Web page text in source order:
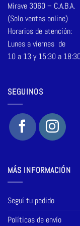
Mirave 3060 – C.A.B.A.
(Solo ventas online)
Horarios de atención:
Lunes a viernes de
10 a 13 y 15:30 a
SEGUINOS
MÁS INFORMACIÓN
Seguí tu pedido
Políticas de envío